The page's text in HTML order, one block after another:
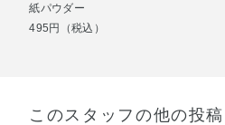
紙パウダー
495円（税込）
このスタッフの他の投稿